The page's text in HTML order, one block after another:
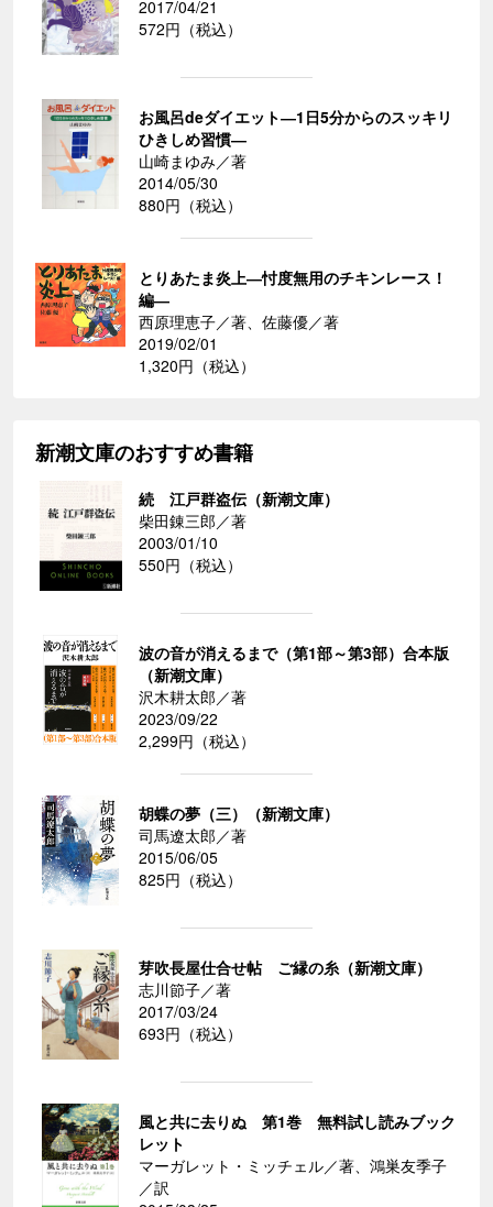
2017/04/21
572円（税込）
お風呂deダイエット―1日5分からのスッキリ
ひきしめ習慣―
山崎まゆみ／著
2014/05/30
880円（税込）
とりあたま炎上―忖度無用のチキンレース！
編―
西原理恵子／著、佐藤優／著
2019/02/01
1,320円（税込）
新潮文庫のおすすめ書籍
続 江戸群盗伝（新潮文庫）
柴田錬三郎／著
2003/01/10
550円（税込）
波の音が消えるまで（第1部～第3部）合本版
（新潮文庫）
沢木耕太郎／著
2023/09/22
2,299円（税込）
胡蝶の夢（三）（新潮文庫）
司馬遼太郎／著
2015/06/05
825円（税込）
芽吹長屋仕合せ帖 ご縁の糸（新潮文庫）
志川節子／著
2017/03/24
693円（税込）
風と共に去りぬ 第1巻 無料試し読みブック
レット
マーガレット・ミッチェル／著、鴻巣友季子
／訳